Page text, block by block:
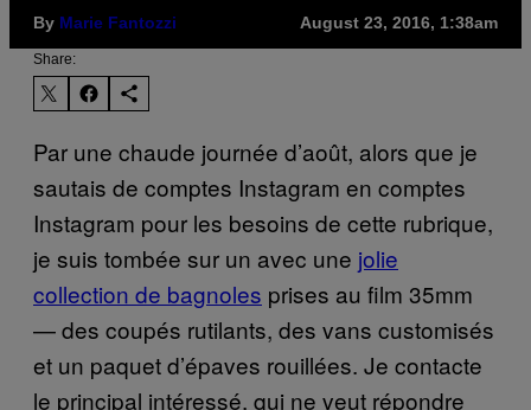
By Marie Fantozzi August 23, 2016, 1:38am
Share:
Par une chaude journée d’août, alors que je
sautais de comptes Instagram en comptes
Instagram pour les besoins de cette rubrique,
je suis tombée sur un avec une jolie
collection de bagnoles prises au film 35mm
— des coupés rutilants, des vans customisés
et un paquet d’épaves rouillées. Je contacte
le principal intéressé, qui ne veut répondre